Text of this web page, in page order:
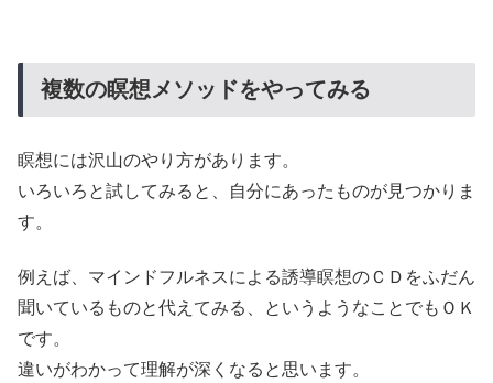
複数の瞑想メソッドをやってみる
瞑想には沢山のやり方があります。
いろいろと試してみると、自分にあったものが見つかりま
す。
例えば、マインドフルネスによる誘導瞑想のＣＤをふだん
聞いているものと代えてみる、というようなことでもＯＫ
です。
違いがわかって理解が深くなると思います。